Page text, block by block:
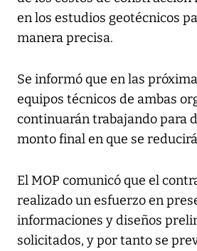
en los estudios geotécnicos
manera precisa.
Se informó que en las
equipos técnicos de ambas
continuarán trabajando para
monto final en que se
El MOP comunicó que el
realizado un esfuerzo en
informaciones y diseños
solicitados, y por tanto se